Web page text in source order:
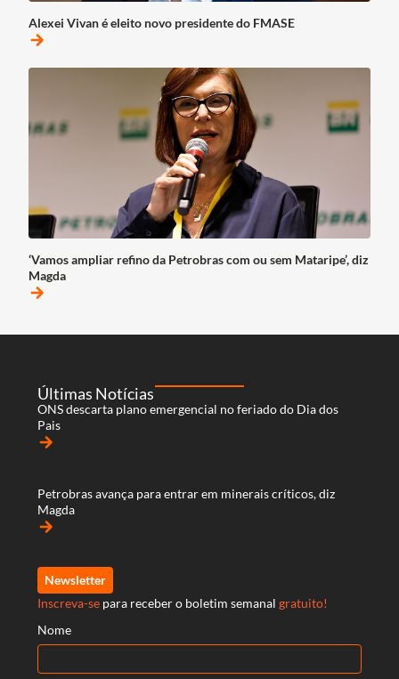
Alexei Vivan é eleito novo presidente do FMASE
arrow_forward
‘Vamos ampliar refino da Petrobras com ou sem Mataripe’, diz
Magda
arrow_forward
Últimas Notícias
ONS descarta plano emergencial no feriado do Dia dos
Pais
arrow_forward
Petrobras avança para entrar em minerais críticos, diz
Magda
arrow_forward
Newsletter
Inscreva-se para receber o boletim semanal gratuito!
Nome